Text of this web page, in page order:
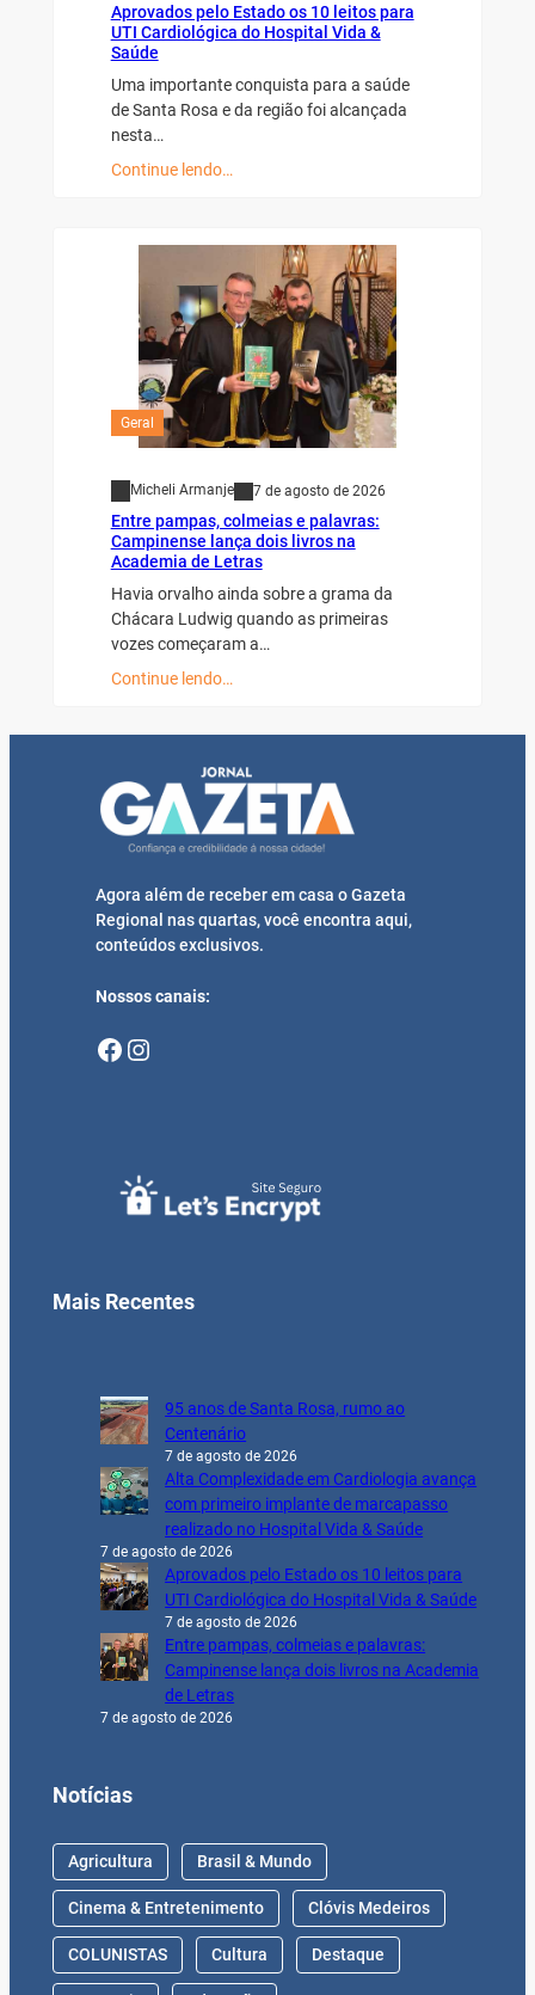
Aprovados pelo Estado os 10 leitos para
UTI Cardiológica do Hospital Vida &
Saúde
Uma importante conquista para a saúde
de Santa Rosa e da região foi alcançada
nesta…
Continue lendo…
Geral
Micheli Armanje 7 de agosto de 2026
Entre pampas, colmeias e palavras:
Campinense lança dois livros na
Academia de Letras
Havia orvalho ainda sobre a grama da
Chácara Ludwig quando as primeiras
vozes começaram a…
Continue lendo…
Agora além de receber em casa o Gazeta
Regional nas quartas, você encontra aqui,
conteúdos exclusivos.
Nossos canais:
Facebook Instagram
Mais Recentes
95 anos de Santa Rosa, rumo ao
Centenário
7 de agosto de 2026
Alta Complexidade em Cardiologia avança
com primeiro implante de marcapasso
realizado no Hospital Vida & Saúde
7 de agosto de 2026
Aprovados pelo Estado os 10 leitos para
UTI Cardiológica do Hospital Vida & Saúde
7 de agosto de 2026
Entre pampas, colmeias e palavras:
Campinense lança dois livros na Academia
de Letras
7 de agosto de 2026
Notícias
Agricultura Brasil & Mundo
Cinema & Entretenimento Clóvis Medeiros
COLUNISTAS Cultura Destaque